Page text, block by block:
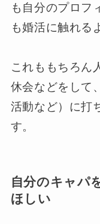
も自分のプロフ
も婚活に触れる
これももちろん
休会などをして
活動など）に打
す。
自分のキャパ
ほしい